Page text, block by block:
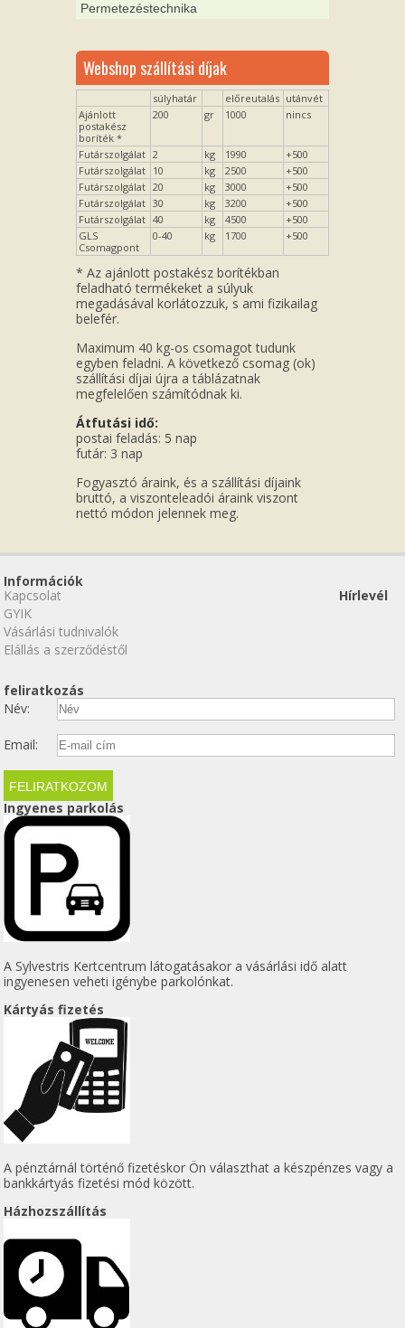
Permetezéstechnika
Webshop szállítási díjak
súlyhatár előreutalás utánvét
Ajánlott
postakész
boríték *
200 gr 1000 nincs
Futárszolgálat 2 kg 1990
+500
Futárszolgálat 10 kg 2500
+500
Futárszolgálat 20 kg 3000
+500
Futárszolgálat 30 kg 3200
+500
Futárszolgálat 40 kg 4500
+500
GLS
Csomagpont
0-40 kg 1700 +500
* Az ajánlott postakész borítékban
feladható termékeket a súlyuk
megadásával korlátozzuk, s ami fizikailag
belefér.
Maximum 40 kg-os csomagot tudunk
egyben feladni. A következő csomag (ok)
szállítási díjai újra a táblázatnak
megfelelően számítódnak ki.
Átfutási idő:
postai feladás: 5 nap
futár: 3 nap
Fogyasztó áraink, és a szállítási díjaink
bruttó, a viszonteleadói áraink viszont
nettó módon jelennek meg.
Információk
Kapcsolat
GYIK
Vásárlási tudnivalók
Elállás a szerződéstől
Hírlevél
feliratkozás
Név:
Email:
Ingyenes parkolás
A Sylvestris Kertcentrum látogatásakor a vásárlási idő alatt
ingyenesen veheti igénybe parkolónkat.
Kártyás fizetés
A pénztárnál történő fizetéskor Ön választhat a készpénzes vagy a
bankkártyás fizetési mód között.
Házhozszállítás